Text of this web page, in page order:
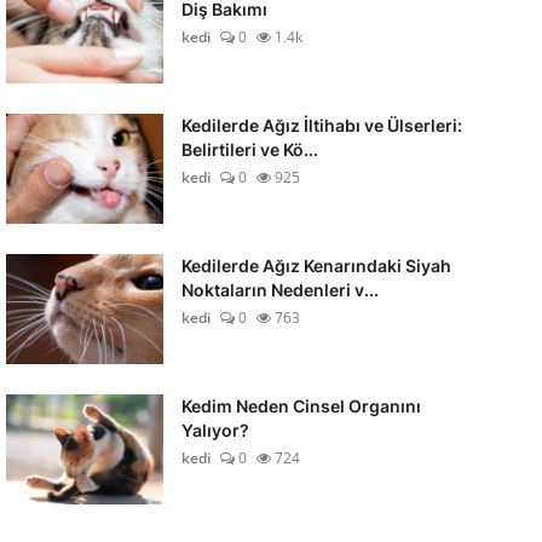
Diş Bakımı
kedi
0 1.4k
Kedilerde Ağız İltihabı ve Ülserleri:
Belirtileri ve Kö...
kedi
0 925
Kedilerde Ağız Kenarındaki Siyah
Noktaların Nedenleri v...
kedi
0 763
Kedim Neden Cinsel Organını
Yalıyor?
kedi
0 724